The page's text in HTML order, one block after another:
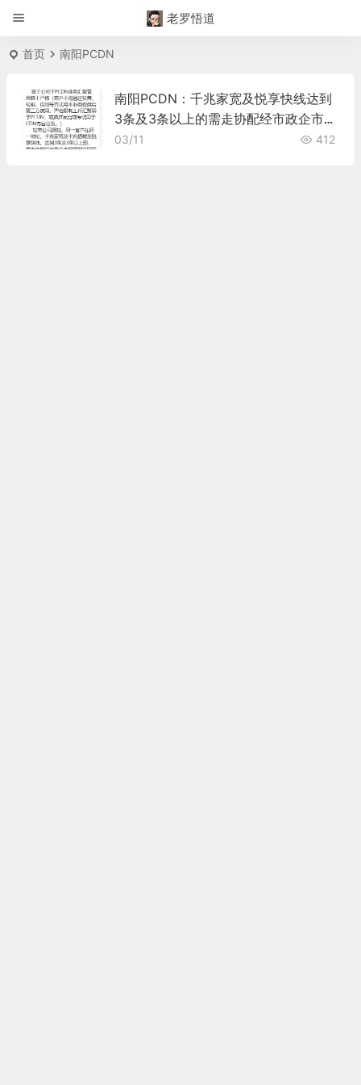
老罗悟道
首页 南阳PCDN
南阳PCDN：千兆家宽及悦享快线达到
3条及3条以上的需走协配经市政企市网
络部共同审批
03/11 412